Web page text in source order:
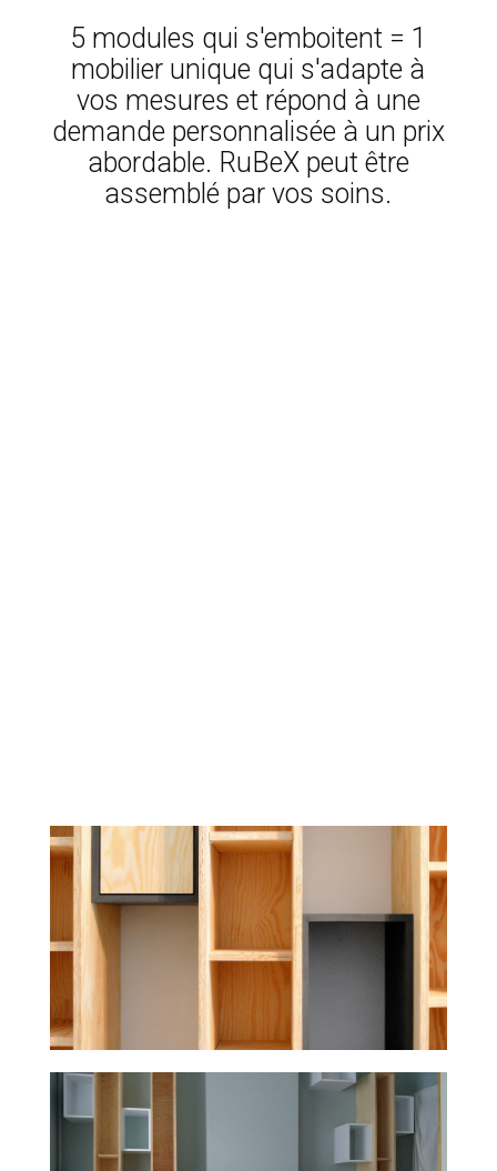
5 modules qui s'emboitent = 1
mobilier unique qui s'adapte à
vos mesures et répond à une
demande personnalisée à un prix
abordable. RuBeX peut être
assemblé par vos soins.